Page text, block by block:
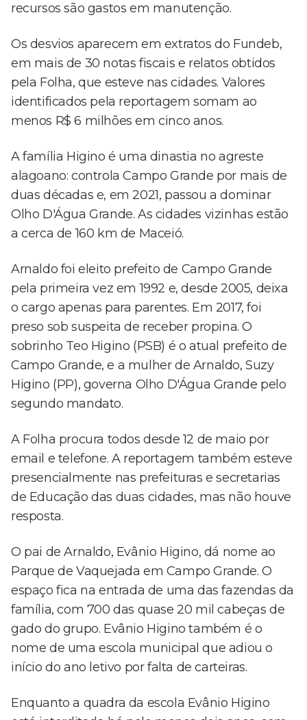
recursos são gastos em manutenção.
Os desvios aparecem em extratos do Fundeb,
em mais de 30 notas fiscais e relatos obtidos
pela Folha, que esteve nas cidades. Valores
identificados pela reportagem somam ao
menos R$ 6 milhões em cinco anos.
A família Higino é uma dinastia no agreste
alagoano: controla Campo Grande por mais de
duas décadas e, em 2021, passou a dominar
Olho D'Água Grande. As cidades vizinhas estão
a cerca de 160 km de Maceió.
Arnaldo foi eleito prefeito de Campo Grande
pela primeira vez em 1992 e, desde 2005, deixa
o cargo apenas para parentes. Em 2017, foi
preso sob suspeita de receber propina. O
sobrinho Teo Higino (PSB) é o atual prefeito de
Campo Grande, e a mulher de Arnaldo, Suzy
Higino (PP), governa Olho D'Água Grande pelo
segundo mandato.
A Folha procura todos desde 12 de maio por
email e telefone. A reportagem também esteve
presencialmente nas prefeituras e secretarias
de Educação das duas cidades, mas não houve
resposta.
O pai de Arnaldo, Evânio Higino, dá nome ao
Parque de Vaquejada em Campo Grande. O
espaço fica na entrada de uma das fazendas da
família, com 700 das quase 20 mil cabeças de
gado do grupo. Evânio Higino também é o
nome de uma escola municipal que adiou o
início do ano letivo por falta de carteiras.
Enquanto a quadra da escola Evânio Higino